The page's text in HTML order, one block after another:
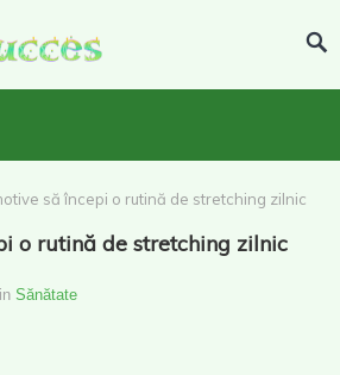
să începi o rutină de stretching zilnic
o rutină de stretching zilnic
in Sănătate